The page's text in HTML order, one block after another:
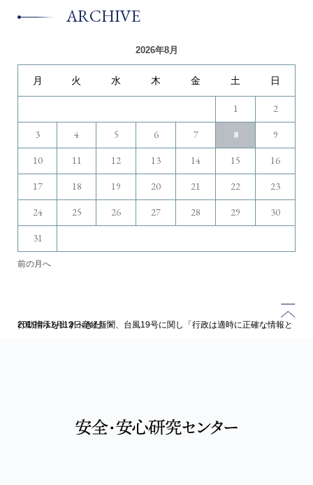
ARCHIVE
2026年8月
月 火 水 木 金 土 日
1 2
3 4 5 6 7 8 9
10 11 12 13 14 15 16
17 18 19 20 21 22 23
24 25 26 27 28 29 30
31
前の月へ
トップページ ブログ
2019年11月12日産経新聞、台風19号に関し「行政は適時に正確な情報と行動指示を出すべきだ」